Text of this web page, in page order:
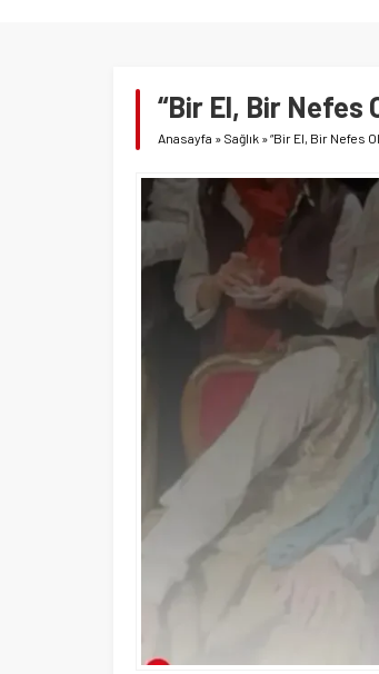
“Bir El, Bir Nefes
Anasayfa » Sağlık »“Bir El, Bir Nefes